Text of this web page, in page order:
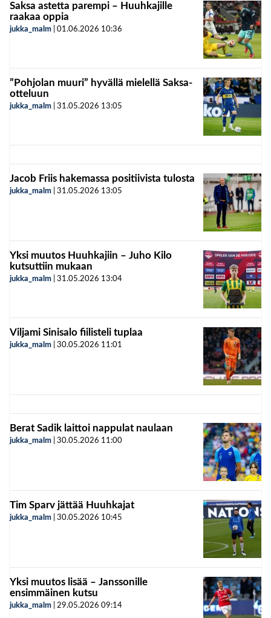
Saksa astetta parempi – Huuhkajille
raakaa oppia
jukka_malm 01.06.2026 10:36
”Pohjolan muuri” hyvällä mielellä Saksa-
otteluun
jukka_malm 31.05.2026 13:05
Jacob Friis hakemassa positiivista tulosta
jukka_malm 31.05.2026 13:05
Yksi muutos Huuhkajiin – Juho Kilo
kutsuttiin mukaan
jukka_malm 31.05.2026 13:04
Viljami Sinisalo fiilisteli tuplaa
jukka_malm 30.05.2026 11:01
Berat Sadik laittoi nappulat naulaan
jukka_malm 30.05.2026 11:00
Tim Sparv jättää Huuhkajat
jukka_malm 30.05.2026 10:45
Yksi muutos lisää – Janssonille
ensimmäinen kutsu
jukka_malm 29.05.2026 09:14